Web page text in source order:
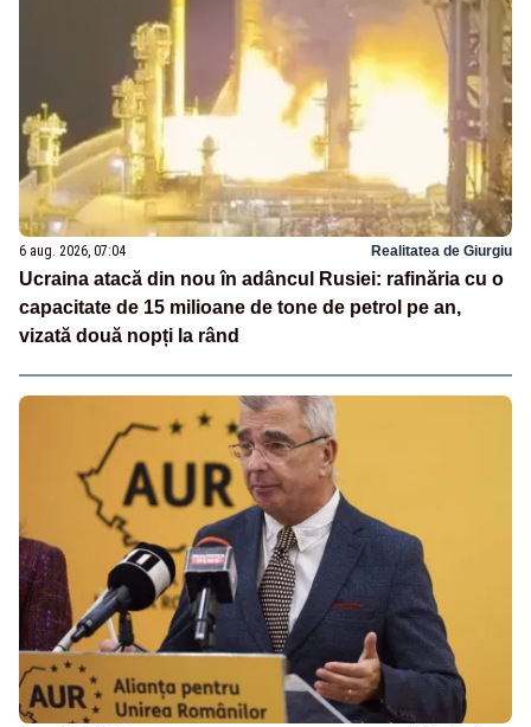
6 aug. 2026, 07:04 Realitatea de Giurgiu
Ucraina atacă din nou în adâncul Rusiei: rafinăria cu o
capacitate de 15 milioane de tone de petrol pe an,
vizată două nopți la rând